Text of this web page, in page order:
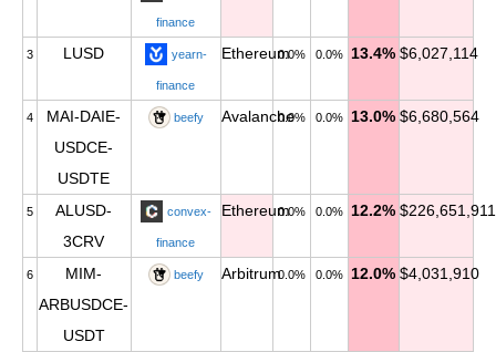
finance
3 LUSD yearn-
finance
Ethereum0.0% 0.0% 13.4% $6,027,114
4
MAI-DAIE-
USDCE-
USDTE
beefy Avalanche0.0% 0.0% 13.0% $6,680,564
5
ALUSD-
3CRV
convex-
finance
Ethereum0.0% 0.0% 12.2% $226,651,911
6
MIM-
ARBUSDCE-
USDT
beefy Arbitrum0.0% 0.0% 12.0% $4,031,910